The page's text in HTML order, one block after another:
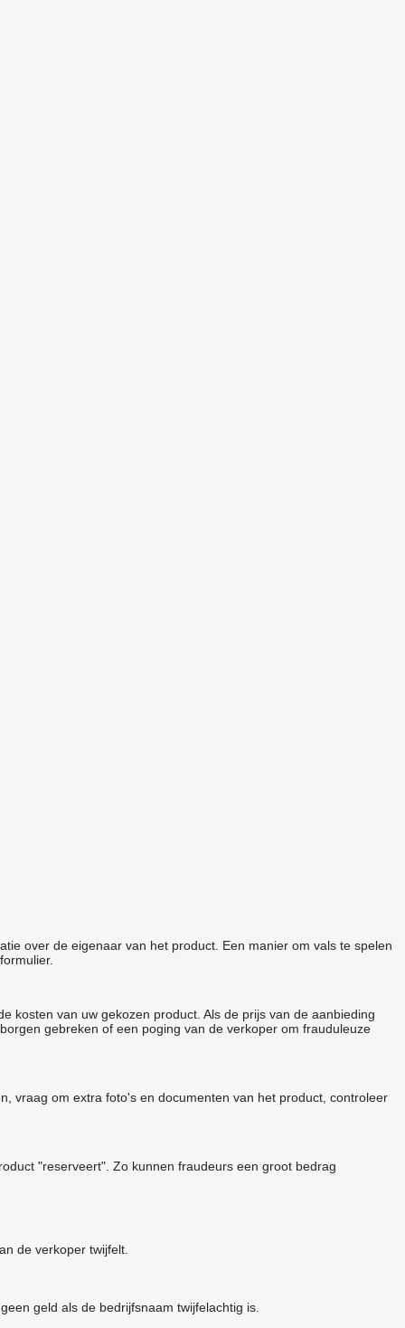
over de eigenaar van het product. Een manier om vals te spelen
kosten van uw gekozen product. Als de prijs van de aanbieding
gebreken of een poging van de verkoper om frauduleuze
vraag om extra foto's en documenten van het product, controleer
"reserveert". Zo kunnen fraudeurs een groot bedrag
de verkoper twijfelt.
geld als de bedrijfsnaam twijfelachtig is.